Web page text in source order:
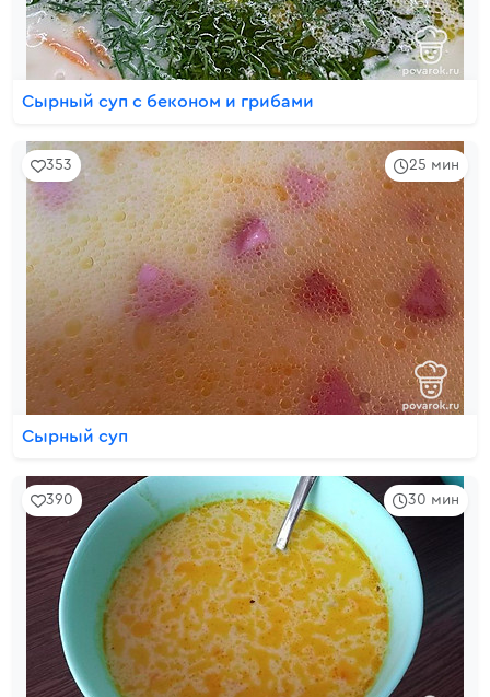
Сырный суп с беконом и грибами
25 мин
353
Сырный суп
30 мин
390